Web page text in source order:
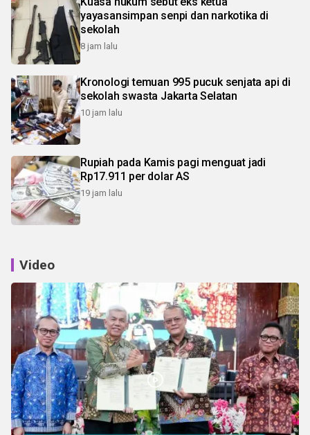
yayasansimpan senpi dan narkotika di
sekolah
8 jam lalu
Kronologi temuan 995 pucuk senjata api di
sekolah swasta Jakarta Selatan
10 jam lalu
Rupiah pada Kamis pagi menguat jadi
Rp17.911 per dolar AS
19 jam lalu
Video